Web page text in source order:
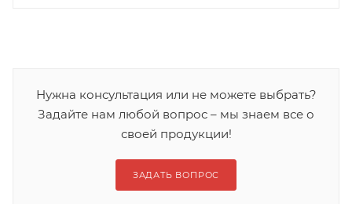
Нужна консультация или не можете выбрать?
Задайте нам любой вопрос – мы знаем все о
своей продукции!
ЗАДАТЬ ВОПРОС